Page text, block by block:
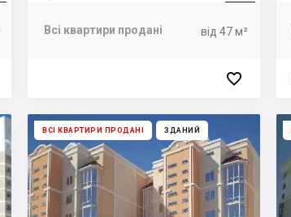
від 47 м²
Всі квартири продані

ВСІ КВАРТИРИ ПРОДАНІ ЗДАНИЙ